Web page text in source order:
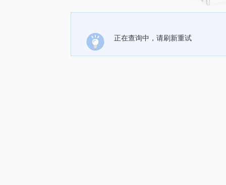
正在查询中，请刷新重试